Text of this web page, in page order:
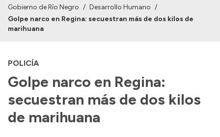
Institucional
Autoridades
Delegaciones
Normativa
Gobierno de Río Negro / Desarrollo Humano /
Golpe narco en Regina: secuestran más de dos kilos de
marihuana
POLICÍA
Golpe narco en Regina:
secuestran más de dos kilos
de marihuana